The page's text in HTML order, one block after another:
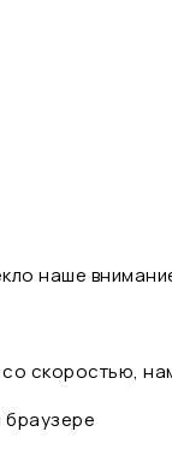
наше
со скоростью,